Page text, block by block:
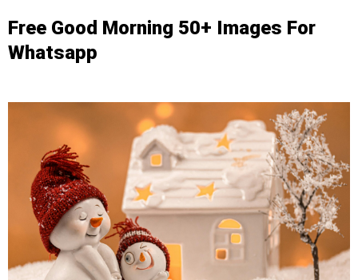
Free Good Morning 50+ Images For
Whatsapp